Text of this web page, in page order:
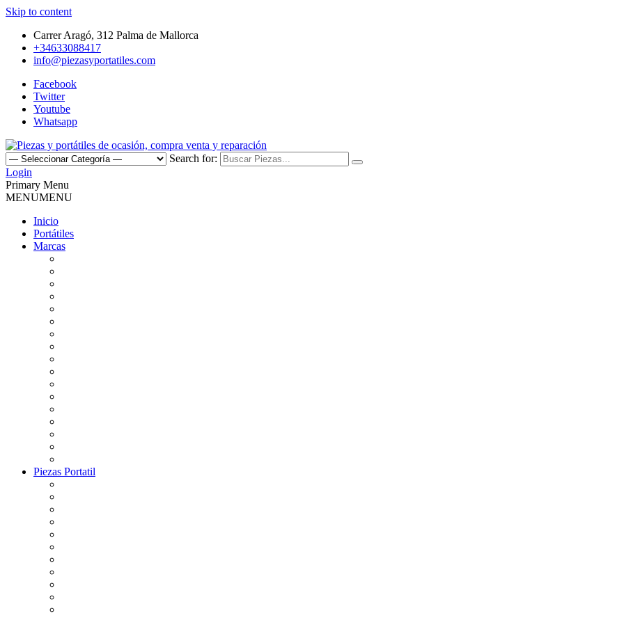
Skip to content
Carrer Aragó, 312 Palma de Mallorca
+34633088417
info@piezasyportatiles.com
Facebook
Twitter
Youtube
Whatsapp
Piezas y portátiles de ocasión, compra venta y reparación
Todo lo que necesitas para reparar tu portatil, Pantallas, Teclas, Teclados, Baterías, Carcasas, Placas, Gráficas, Procesadores, Ventiladores
Search for:
Login
Primary Menu
MENUMENU
Inicio
Portátiles
Marcas
Piezas Portatil